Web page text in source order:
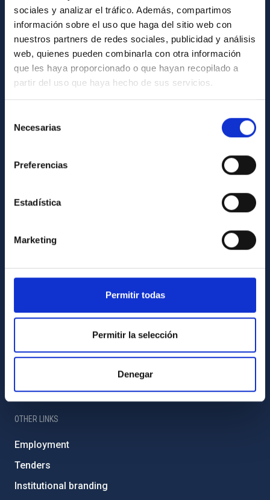
sociales y analizar el tráfico. Además, compartimos
información sobre el uso que haga del sitio web con
nuestros partners de redes sociales, publicidad y análisis
web, quienes pueden combinarla con otra información
que les haya proporcionado o que hayan recopilado a
partir del uso que haya hecho de sus servicios.
Necesarias
Preferencias
Estadística
Marketing
Permitir todas
Permitir la selección
Denegar
General register
ABOUT THE IAC
Legislation
Transparency
Gender equality and diversity
Forever IAC
External funding
IAC PORTAL
Accessibility
OTHER LINKS
Employment
Tenders
Institutional branding